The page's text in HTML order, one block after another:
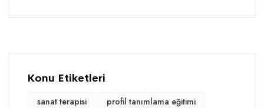
Konu Etiketleri
sanat terapisi
profil tanımlama eğitimi